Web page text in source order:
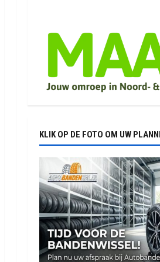
KLIK OP DE FOTO OM UW